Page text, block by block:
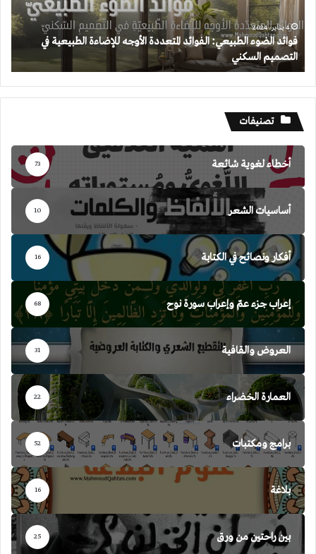
للإضاءة
الطبيعية
التصميم
السكني
4 يناير، 2024
فوائد الضوء الطبيعي: الفوائد المتعددة الأوجه للإضاءة الطبيعية في
التصميم السكني
تصنيفات
أخطاء لغوية شائعة 73
أساسيات الشعر 10
أفكار ونصائح في الكتابة 16
إعراب جزء عمّ وإعراب سورة نوح 68
العروض والقافية 31
العمارة الخضراء 22
برامج ومكتبات 52
بلاغة 16
بين راحتين من ورق 25